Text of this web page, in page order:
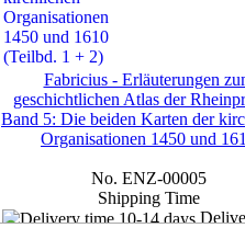
Fabricius - Erläuterungen
geschichtlichen Atlas der
Band 5: Die beiden Karten der
Organisationen 1450 und
No. ENZ-00005
Shipping Time